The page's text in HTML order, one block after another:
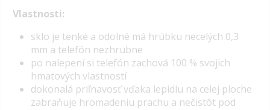
Vlastnosti:
sklo je tenké a odolné má hrúbku necelých 0,3
mm a telefón nezhrubne
po nalepení si telefón zachová 100 % svojich
hmatových vlastností
dokonalá priľnavosť vďaka lepidlu na celej ploche
zabraňuje hromadeniu prachu a nečistôt pod